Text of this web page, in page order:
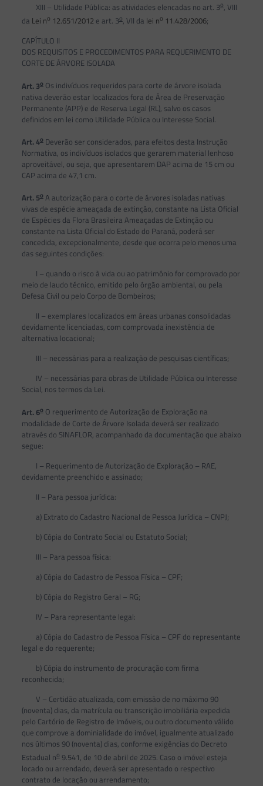
XIII – Utilidade Pública: as atividades elencadas no art. 3o, VIII
da Lei no 12.651/2012 e art. 3o, VII da lei no 11.428/2006;
CAPÍTULO II
DOS REQUISITOS E PROCEDIMENTOS PARA REQUERIMENTO DE
CORTE DE ÁRVORE ISOLADA
Art. 3oOs indivíduos requeridos para corte de árvore isolada
nativa deverão estar localizados fora de Área de Preservação
Permanente (APP) e de Reserva Legal (RL), salvo os casos
definidos em lei como Utilidade Pública ou Interesse Social.
Art. 4oDeverão ser considerados, para efeitos desta Instrução
Normativa, os indivíduos isolados que gerarem material lenhoso
aproveitável, ou seja, que apresentarem DAP acima de 15 cm ou
CAP acima de 47,1 cm.
Art. 5oA autorização para o corte de árvores isoladas nativas
vivas de espécie ameaçada de extinção, constante na Lista Oficial
de Espécies da Flora Brasileira Ameaçadas de Extinção ou
constante na Lista Oficial do Estado do Paraná, poderá ser
concedida, excepcionalmente, desde que ocorra pelo menos uma
das seguintes condições:
I – quando o risco à vida ou ao patrimônio for comprovado por
meio de laudo técnico, emitido pelo órgão ambiental, ou pela
Defesa Civil ou pelo Corpo de Bombeiros;
II – exemplares localizados em áreas urbanas consolidadas
devidamente licenciadas, com comprovada inexistência de
alternativa locacional;
III – necessárias para a realização de pesquisas científicas;
IV – necessárias para obras de Utilidade Pública ou Interesse
Social, nos termos da Lei.
Art. 6oO requerimento de Autorização de Exploração na
modalidade de Corte de Árvore Isolada deverá ser realizado
através do SINAFLOR, acompanhado da documentação que abaixo
segue:
I – Requerimento de Autorização de Exploração – RAE,
devidamente preenchido e assinado;
II – Para pessoa jurídica:
a) Extrato do Cadastro Nacional de Pessoa Jurídica – CNPJ;
b) Cópia do Contrato Social ou Estatuto Social;
III – Para pessoa física:
a) Cópia do Cadastro de Pessoa Física – CPF;
b) Cópia do Registro Geral – RG;
IV – Para representante legal:
a) Cópia do Cadastro de Pessoa Física – CPF do representante
legal e do requerente;
b) Cópia do instrumento de procuração com firma
reconhecida;
V – Certidão atualizada, com emissão de no máximo 90
(noventa) dias, da matrícula ou transcrição imobiliária expedida
pelo Cartório de Registro de Imóveis, ou outro documento válido
que comprove a dominialidade do imóvel, igualmente atualizado
nos últimos 90 (noventa) dias, conforme exigências do Decreto
Estadual no9.541, de 10 de abril de 2025. Caso o imóvel esteja
locado ou arrendado, deverá ser apresentado o respectivo
contrato de locação ou arrendamento;